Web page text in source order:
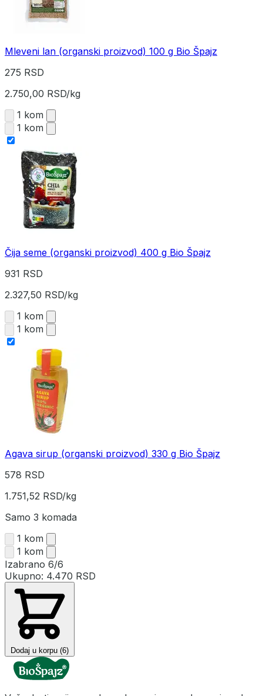
Mleveni lan (organski proizvod) 100 g Bio Špajz
275 RSD
2.750,00 RSD/kg
1 kom
1 kom
Čija seme (organski proizvod) 400 g Bio Špajz
931 RSD
2.327,50 RSD/kg
1 kom
1 kom
Agava sirup (organski proizvod) 330 g Bio Špajz
578 RSD
1.751,52 RSD/kg
Samo 3 komada
1 kom
1 kom
Izabrano 6/6
Ukupno: 4.470 RSD
Dodaj u korpu (6)